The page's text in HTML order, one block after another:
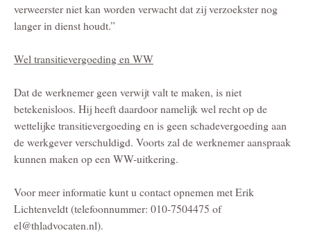
verweerster niet kan worden verwacht dat zij verzoekster nog
langer in dienst houdt.”
Wel transitievergoeding en WW
Dat de werknemer geen verwijt valt te maken, is niet
betekenisloos. Hij heeft daardoor namelijk wel recht op de
wettelijke transitievergoeding en is geen schadevergoeding aan
de werkgever verschuldigd. Voorts zal de werknemer aanspraak
kunnen maken op een WW-uitkering.
Voor meer informatie kunt u contact opnemen met Erik
Lichtenveldt (telefoonnummer: 010-7504475 of
el@thladvocaten.nl).